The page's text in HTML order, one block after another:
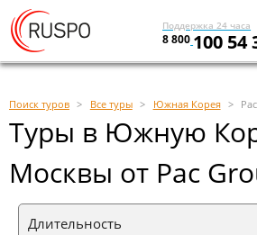
Поддержка 24 часа
8 800 100 54
Поиск туров Все туры Южная Корея
Туры в Южную
Москвы от Pac
Длительность